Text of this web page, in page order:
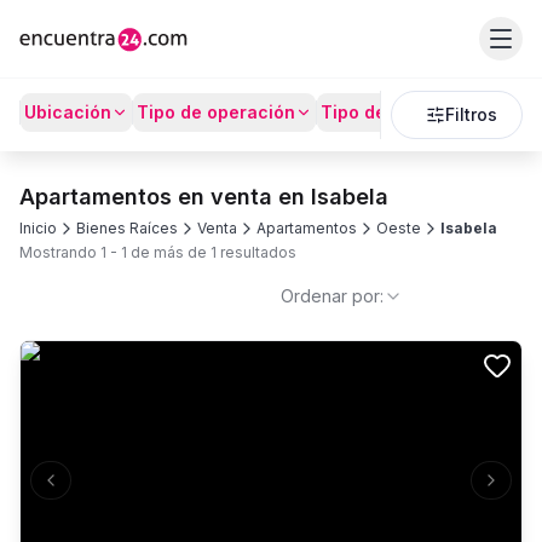
Ubicación Tipo de operación Tipo de Propiedad
Filtros
Apartamentos en venta en Isabela
Inicio Bienes Raíces Venta Apartamentos Oeste
Isabela
Mostrando 1 - 1 de más de 1 resultados
Ordenar por:
Previous slide Next